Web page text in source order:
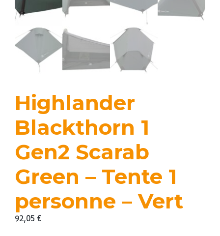
Highlander
Blackthorn 1
Gen2 Scarab
Green – Tente 1
personne – Vert
92,05 €